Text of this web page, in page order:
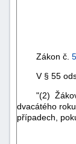
Zákon č.
V § 55
"(2) Žákovi
dvacátého
případech,